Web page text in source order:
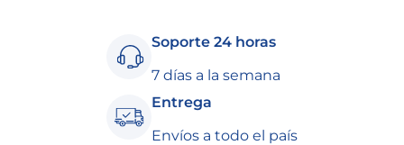
Soporte 24 horas
7 días a la semana
Entrega
Envíos a todo el país